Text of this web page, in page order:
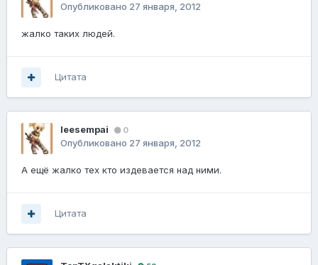
Опубликовано 27 января, 2012
жалко таких людей.
Цитата
leesempai 0
Опубликовано 27 января, 2012
А ещё жалко тех кто издевается над ними.
Цитата